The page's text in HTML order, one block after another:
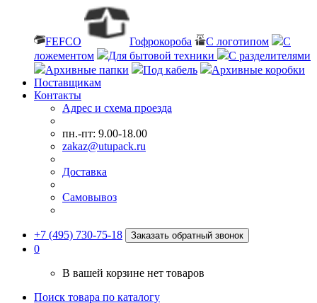
FEFCO Гофрокороба С логотипом
С
ложементом
Для бытовой техники
С разделителями
Архивные папки
Под кабель
Архивные коробки
Поставщикам
Контакты
Адрес и схема проезда
пн.-пт: 9.00-18.00
zakaz@utupack.ru
Доставка
Самовывоз
+7 (495) 730-75-18 Заказать обратный звонок
0
В вашей корзине нет товаров
Поиск товара по каталогу